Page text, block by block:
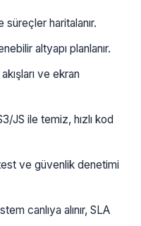
haritalanır.
altyapı planlanır.
ve ekran
JS ile temiz, hızlı kod
ve güvenlik denetimi
canlıya alınır, SLA